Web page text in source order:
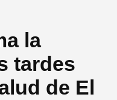
la
tardes
de El